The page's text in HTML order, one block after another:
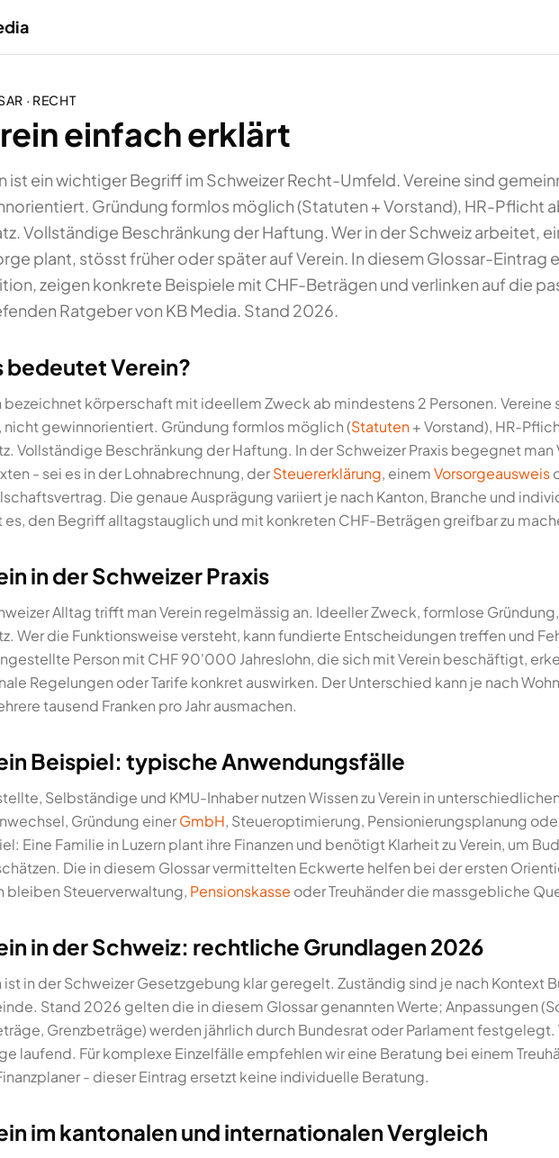
· RECHT
einfach erklärt
ist ein wichtiger Begriff im Schweizer Recht-Umfeld. Vereine sind
Gründung formlos möglich (Statuten + Vorstand), HR-Pflicht
Vollständige Beschränkung der Haftung. Wer in der Schweiz arbeitet,
plant, stösst früher oder später auf Verein. In diesem Glossar-Eintrag
zeigen konkrete Beispiele mit CHF-Beträgen und verlinken auf die
Ratgeber von KB Media. Stand 2026.
bedeutet Verein?
bezeichnet körperschaft mit ideellem Zweck ab mindestens 2 Personen.
nicht gewinnorientiert. Gründung formlos möglich (Statuten+ Vorstand), HR-
Vollständige Beschränkung der Haftung. In der Schweizer Praxis begegnet man
- sei es in der Lohnabrechnung, derSteuererklärung, einemVorsorgeausweis
Die genaue Ausprägung variiert je nach Kanton, Branche und
es, den Begriff alltagstauglich und mit konkreten CHF-Beträgen greifbar zu
in der Schweizer Praxis
Alltag trifft man Verein regelmässig an. Ideeller Zweck, formlose
Wer die Funktionsweise versteht, kann fundierte Entscheidungen treffen und
Person mit CHF 90'000 Jahreslohn, die sich mit Verein beschäftigt,
Regelungen oder Tarife konkret auswirken. Der Unterschied kann je nach
tausend Franken pro Jahr ausmachen.
Beispiel: typische Anwendungsfälle
Selbständige und KMU-Inhaber nutzen Wissen zu Verein in
Gründung einerGmbH, Steueroptimierung, Pensionierungsplanung
Eine Familie in Luzern plant ihre Finanzen und benötigt Klarheit zu Verein, um
Die in diesem Glossar vermittelten Eckwerte helfen bei der ersten
bleiben Steuerverwaltung, Pensionskasse oder Treuhänder die massgebliche
in der Schweiz: rechtliche Grundlagen 2026
ist in der Schweizer Gesetzgebung klar geregelt. Zuständig sind je nach Kontext
Stand 2026 gelten die in diesem Glossar genannten Werte; Anpassungen
Grenzbeträge) werden jährlich durch Bundesrat oder Parlament festgelegt.
laufend. Für komplexe Einzelfälle empfehlen wir eine Beratung bei einem
- dieser Eintrag ersetzt keine individuelle Beratung.
im kantonalen und internationalen Vergleich